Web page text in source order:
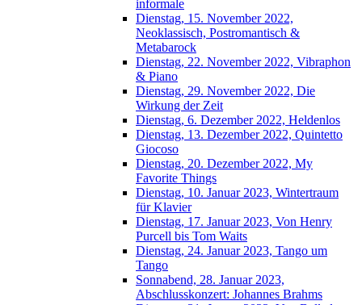
informale
Dienstag, 15. November 2022,
Neoklassisch, Postromantisch &
Metabarock
Dienstag, 22. November 2022, Vibraphon
& Piano
Dienstag, 29. November 2022, Die
Wirkung der Zeit
Dienstag, 6. Dezember 2022, Heldenlos
Dienstag, 13. Dezember 2022, Quintetto
Giocoso
Dienstag, 20. Dezember 2022, My
Favorite Things
Dienstag, 10. Januar 2023, Wintertraum
für Klavier
Dienstag, 17. Januar 2023, Von Henry
Purcell bis Tom Waits
Dienstag, 24. Januar 2023, Tango um
Tango
Sonnabend, 28. Januar 2023,
Abschlusskonzert: Johannes Brahms